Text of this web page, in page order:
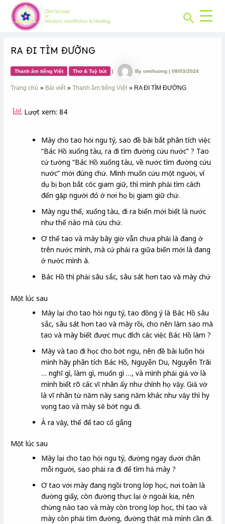
content
Search
RA ĐI TÌM ĐƯỜNG
Thanh âm tiếng Việt Thơ & Tuỳ bút | Byomihuong|08/03/2024
Trang chủ Bài viết Thanh âm tiếng Việt RA ĐI TÌM ĐƯỜNG
Lượt xem: 84
Mày cho tao hỏi ngu tý, sao đề bài bắt phân tích việc
“Bác Hồ xuống tàu, ra đi tìm đường cứu nước” ? Tao
cứ tưởng “Bác Hồ xuống tàu, về nước tìm đường cứu
nước” mới đúng chứ. Mình muốn cứu một người, ví
dụ bị bọn bắt cóc giam giữ, thì mình phải tìm cách
đến gặp người đó ở nơi họ bị giam giữ chứ.
Mày ngu thế, xuống tàu, đi ra biển mới biết là nước
như thế nào mà cứu chứ.
Ơ thế tao và mày bây giờ vẫn chưa phải là đang ở
trên nước mình, mà cứ phải ra giữa biển mới là đang
ở nước mình à.
Bác Hồ thì phải sâu sắc, sâu sát hơn tao và mày chứ
Một lúc sau
Mày lại cho tao hỏi ngu tý, tao đồng ý là Bác Hồ sâu
sắc, sâu sát hơn tao và mày rồi, cho nên làm sao mà
tao và mày biết được mục đích các việc Bác Hồ làm ?
Mày và tao đi học cho bớt ngu, nên đề bài luôn hỏi
mình hãy phân tích Bác Hồ, Nguyễn Du, Nguyễn Trãi
… nghĩ gì, làm gì, muốn gì …, và mình phải giả vờ là
mình biết rõ các vĩ nhân ấy như chính họ vậy. Giả vờ
là vĩ nhân từ năm này sang năm khác như vậy thì hy
vọng tao và mày sẽ bớt ngu đi.
À ra vậy, thế để tao cố gắng
Một lúc sau
Mày lại cho tao hỏi ngu tý, đường ngay dưới chân
mỗi người, sao phải ra đi để tìm hả mày ?
Ơ tao với mày đang ngồi trong lớp học, nơi toàn là
đường giấy, còn đường thực lại ở ngoài kia, nên
chừng nào tao và mày còn trong lớp học, thì tao và
mày còn phải tìm đường, đường thật mà mình cần đi.
Post
navigation
CHUYÊN
MỤC: